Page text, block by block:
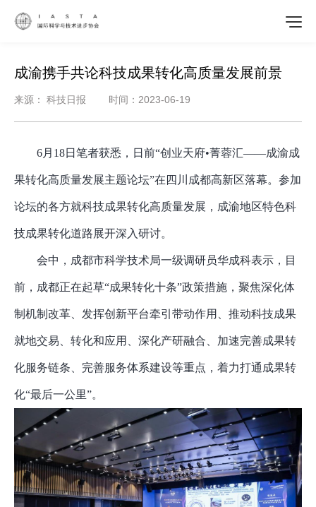
成渝携手共论科技成果转化高质量发展前景
来源： 科技日报 时间：2023-06-19
6月18日笔者获悉，日前“创业天府•菁蓉汇——成渝成
果转化高质量发展主题论坛”在四川成都高新区落幕。参加
论坛的各方就科技成果转化高质量发展，成渝地区特色科
技成果转化道路展开深入研讨。
会中，成都市科学技术局一级调研员华成科表示，目
前，成都正在起草“成果转化十条”政策措施，聚焦深化体
制机制改革、发挥创新平台牵引带动作用、推动科技成果
就地交易、转化和应用、深化产研融合、加速完善成果转
化服务链条、完善服务体系建设等重点，着力打通成果转
化“最后一公里”。